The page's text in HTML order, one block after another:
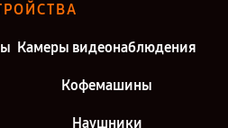
Камеры видеонаблюдения
Кофемашины
Наушники